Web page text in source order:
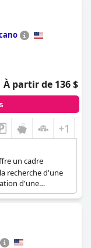
À partir de 136 $
+1
un cadre
recherche d'une
d'une